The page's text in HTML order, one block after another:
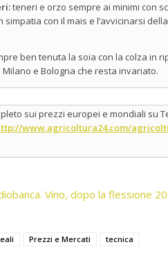
teneri e orzo sempre ai minimi con
simpatia con il mais e l’avvicinarsi
ben tenuta la soia con la colza in
e Bologna che resta invariato.
sui prezzi europei e mondiali su
www.agricoltura24.com/
Vino, dopo la flessione
Prezzi e Mercati tecnica